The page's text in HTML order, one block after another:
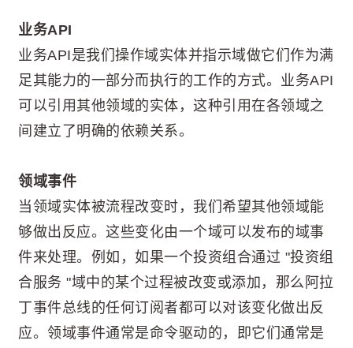
业务API
业务API是我们操作域实体并指示域做它们作为满
足其能力的一部分而执行的工作的方式。业务API
可以引用其他领域的实体，这种引用在各领域之
间建立了明确的依赖关系。
领域事件
当领域实体被流程改变时，我们希望其他领域能
够做出反应。这些变化由一个域可以发布的域事
件来处理。例如，如果一个投资组合通过 "投资组
合服务 "域中的某个过程被改变或添加，那么阿拉
丁事件总线的任何订阅者都可以对该变化做出反
应。领域事件通常是命令驱动的，即它们通常是